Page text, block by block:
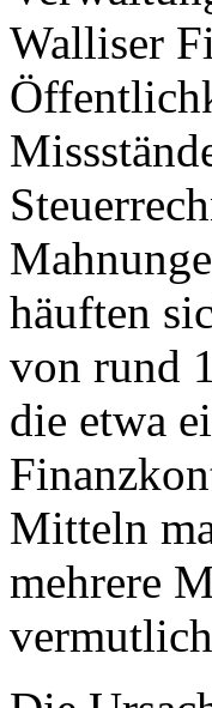
Walliser
häuften
von rund
die etwa
Mitteln
mehrere